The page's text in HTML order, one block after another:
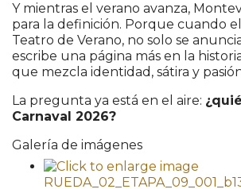
Y mientras el verano avanza,
para la definición. Porque cuando
Teatro de Verano, no solo se
escribe una página más en la
que mezcla identidad, sátira y
La pregunta ya está en el aire:
Carnaval 2026?
Galería de imágenes